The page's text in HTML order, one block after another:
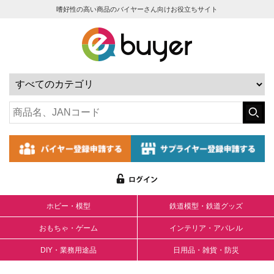
嗜好性の高い商品のバイヤーさん向けお役立ちサイト
ホビー・模型 鉄道模型・鉄道グッズ
おもちゃ・ゲーム インテリア・アパレル
DIY・業務用途品 日用品・雑貨・防災